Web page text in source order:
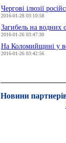
Чергові ілюзії
2016-01-28 03:10:58
Загибель на водних
2016-01-26 03:47:30
На Коломийщині у
2016-01-26 03:42:56
Новини